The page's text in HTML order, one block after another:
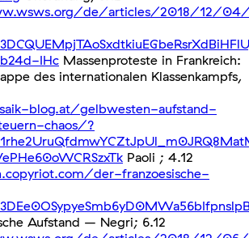
de/articles/2018/12/
IHc Massenproteste in Frankreich:
des internationalen Klassenkampfs,
blog.at/gelbwesten-aufstand-
chaos/?
Paoli ; 4.12
der-franzoesische-
Aufstand – Negri; 6.12